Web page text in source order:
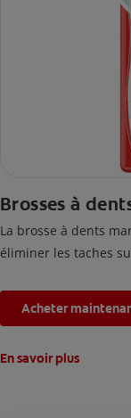
Brosses à
La brosse à dents
éliminer les taches
Acheter
En savoir plus